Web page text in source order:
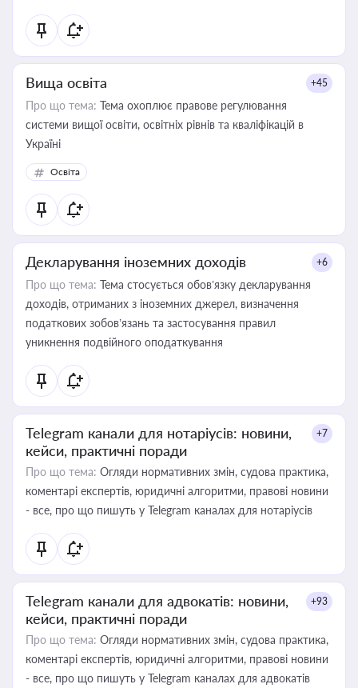
Вища освіта +45
Про що тема: Тема охоплює правове регулювання
системи вищої освіти, освітніх рівнів та кваліфікацій в
Україні
Освіта
Декларування іноземних доходів +6
Про що тема: Тема стосується обов’язку декларування
доходів, отриманих з іноземних джерел, визначення
податкових зобов’язань та застосування правил
уникнення подвійного оподаткування
Telegram канали для нотаріусів: новини,
кейси, практичні поради
+7
Про що тема: Огляди нормативних змін, судова практика,
коментарі експертів, юридичні алгоритми, правові новини
- все, про що пишуть у Telegram каналах для нотаріусів
Telegram канали для адвокатів: новини,
кейси, практичні поради
+93
Про що тема: Огляди нормативних змін, судова практика,
коментарі експертів, юридичні алгоритми, правові новини
- все, про що пишуть у Telegram каналах для адвокатів